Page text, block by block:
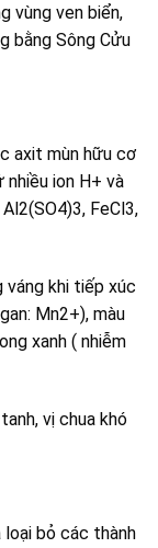
vùng ven biển,
bằng Sông Cửu
axit mùn hữu cơ
ion H+ và
FeCl3,
váng khi tiếp xúc
Mn2+), màu
xanh ( nhiễm
vị chua khó
bỏ các thành